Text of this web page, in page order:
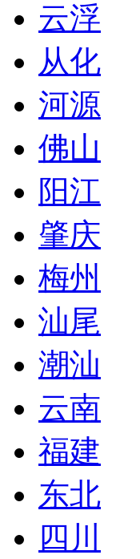
云浮
从化
河源
佛山
阳江
肇庆
梅州
汕尾
潮汕
云南
福建
东北
四川